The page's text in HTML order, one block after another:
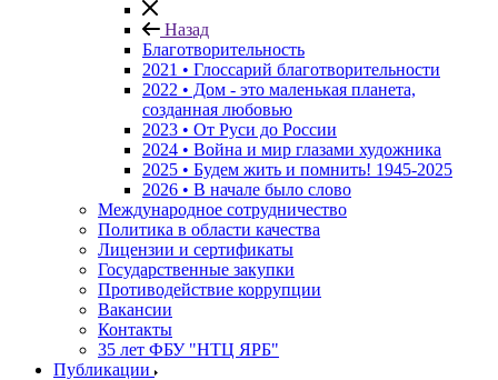
Назад
Благотворительность
2021 • Глоссарий благотворительности
2022 • Дом - это маленькая планета,
созданная любовью
2023 • От Руси до России
2024 • Война и мир глазами художника
2025 • Будем жить и помнить! 1945-2025
2026 • В начале было слово
Международное сотрудничество
Политика в области качества
Лицензии и сертификаты
Государственные закупки
Противодействие коррупции
Вакансии
Контакты
35 лет ФБУ "НТЦ ЯРБ"
Публикации